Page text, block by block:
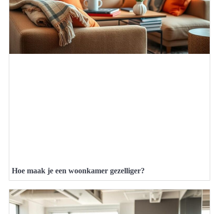
Hoe maak je een woonkamer gezelliger?